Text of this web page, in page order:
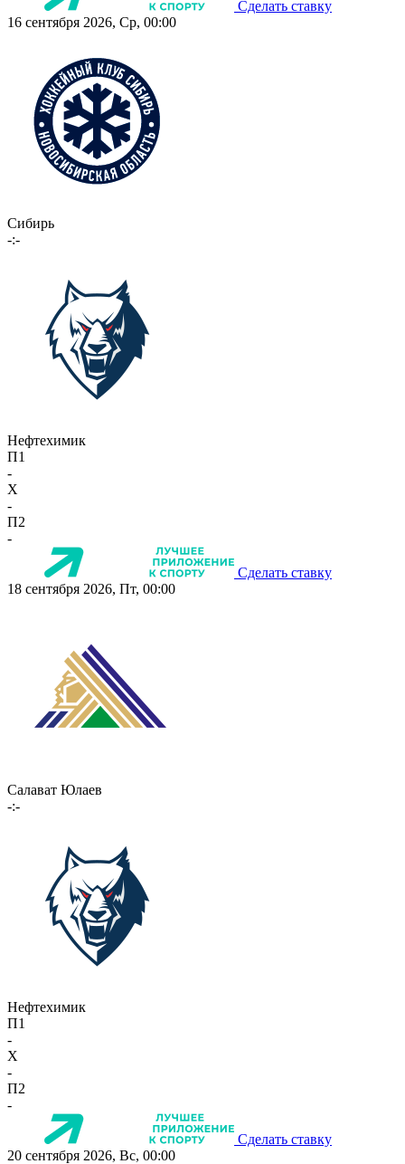
Сделать ставку
16 сентября 2026, Ср, 00:00
Сибирь
-:-
Нефтехимик
П1
-
X
-
П2
-
Сделать ставку
18 сентября 2026, Пт, 00:00
Салават Юлаев
-:-
Нефтехимик
П1
-
X
-
П2
-
Сделать ставку
20 сентября 2026, Вс, 00:00